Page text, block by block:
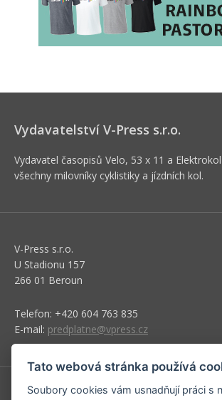
Vydavatelství V-Press s.r.o.
Vydavatel časopisů Velo, 53 x 11 a
všechny milovníky cyklistiky a jízdních kol.
V-Press s.r.o.
U Stadionu 157
266 01 Beroun
Telefon: +420 604 763 835
E-mail: predplatne@vpress.cz
Tato webová stránka používá
Soubory cookies vám usnadňují práci s